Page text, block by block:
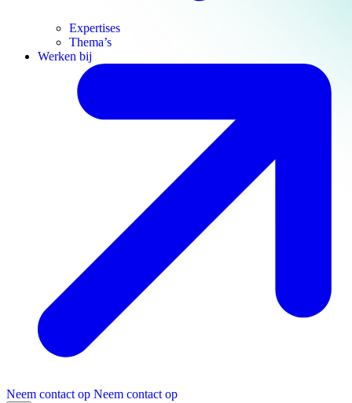
Expertises
Thema’s
Werken bij
Neem contact op Neem contact op